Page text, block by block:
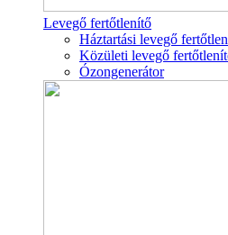
Levegő fertőtlenítő
Háztartási levegő
Közületi levegő
Ózongenerátor